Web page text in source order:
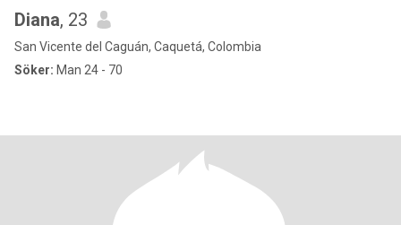
Diana, 23
San Vicente del Caguán, Caquetá, Colombia
Söker: Man 24 - 70